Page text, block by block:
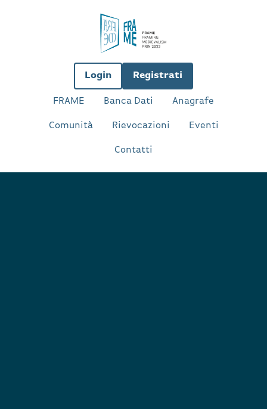
FRAME Banca Dati Anagrafe
Comunità Rievocazioni Eventi
Contatti
Login Registrati